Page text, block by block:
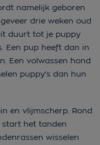
namelijk geboren
drie weken oud
duurt tot je puppy
Een pup heeft dan in
Een volwassen hond
puppy's dan hun
en vlijmscherp. Rond
start het tanden
wisselen